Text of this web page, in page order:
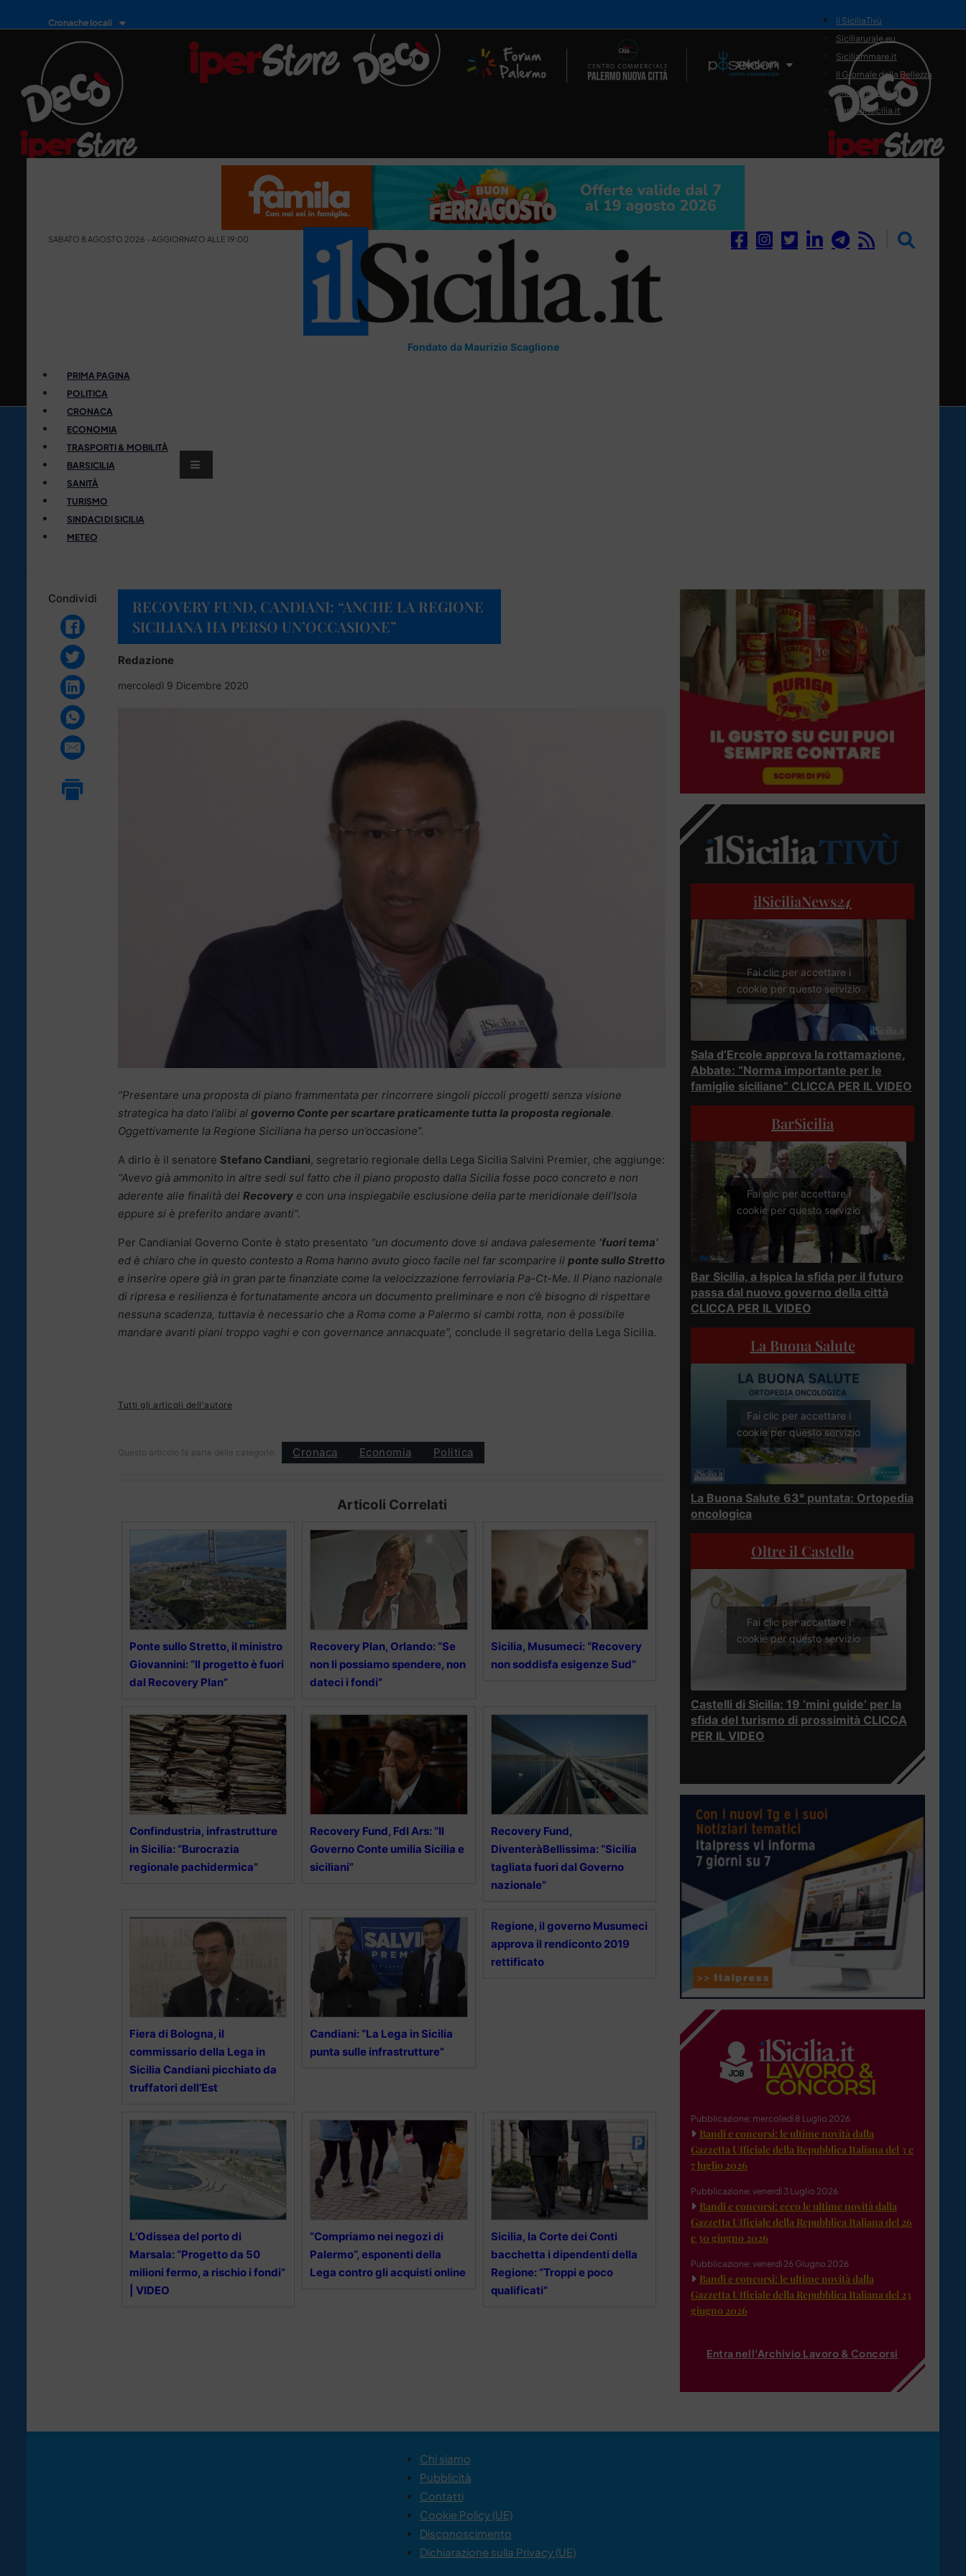
Cronache locali
Il Network
il SiciliaTivù
Siciliarurale.eu
Siciliammare.it
Il Giornale della Bellezza
Siciliamedica.it
Sanitainsicilia.it
SABATO 8 AGOSTO 2026 - AGGIORNATO ALLE 19:00
Fondato da Maurizio Scaglione
PRIMA PAGINA
POLITICA
CRONACA
ECONOMIA
TRASPORTI & MOBILITÀ
BARSICILIA
SANITÀ
TURISMO
SINDACI DI SICILIA
METEO
Condividi
RECOVERY FUND, CANDIANI: “ANCHE LA REGIONE
SICILIANA HA PERSO UN’OCCASIONE”
Redazione
mercoledì 9 Dicembre 2020
“Presentare una proposta di piano frammentata per rincorrere singoli piccoli progetti senza visione
strategica ha dato l’alibi al governo Conte per scartare praticamente tutta la proposta regionale.
Oggettivamente la Regione Siciliana ha perso un’occasione”.
A dirlo è il senatore Stefano Candiani, segretario regionale della Lega Sicilia Salvini Premier, che aggiunge:
“Avevo già ammonito in altre sedi sul fatto che il piano proposto dalla Sicilia fosse poco concreto e non
aderente alle finalità del Recovery e con una inspiegabile esclusione della parte meridionale dell’Isola
eppure si è preferito andare avanti”.
Per Candianial Governo Conte è stato presentato “un documento dove si andava palesemente ‘fuori tema’
ed è chiaro che in questo contesto a Roma hanno avuto gioco facile nel far scomparire il ponte sullo Stretto
e inserire opere già in gran parte finanziate come la velocizzazione ferroviaria Pa-Ct-Me. Il Piano nazionale
di ripresa e resilienza è fortunatamente ancora un documento preliminare e non c’è bisogno di rispettare
nessuna scadenza, tuttavia è necessario che a Roma come a Palermo si cambi rotta, non è possibile
mandare avanti piani troppo vaghi e con governance annacquate”, conclude il segretario della Lega Sicilia.
Tutti gli articoli dell'autore
Questo articolo fa parte delle categorie: Cronaca Economia Politica
Articoli Correlati
Ponte sullo Stretto, il ministro
Giovannini: “Il progetto è fuori
dal Recovery Plan”
Recovery Plan, Orlando: “Se
non li possiamo spendere, non
dateci i fondi”
Sicilia, Musumeci: “Recovery
non soddisfa esigenze Sud”
Confindustria, infrastrutture
in Sicilia: “Burocrazia
regionale pachidermica”
Recovery Fund, FdI Ars: “Il
Governo Conte umilia Sicilia e
siciliani”
Recovery Fund,
DiventeràBellissima: “Sicilia
tagliata fuori dal Governo
nazionale”
Fiera di Bologna, il
commissario della Lega in
Sicilia Candiani picchiato da
truffatori dell’Est
Candiani: “La Lega in Sicilia
punta sulle infrastrutture”
Regione, il governo Musumeci
approva il rendiconto 2019
rettificato
L’Odissea del porto di
Marsala: “Progetto da 50
milioni fermo, a rischio i fondi”
| VIDEO
“Compriamo nei negozi di
Palermo”, esponenti della
Lega contro gli acquisti online
Sicilia, la Corte dei Conti
bacchetta i dipendenti della
Regione: “Troppi e poco
qualificati”
ilSiciliaNews24
Fai clic per accettare i
cookie per questo servizio
Sala d’Ercole approva la rottamazione,
Abbate: “Norma importante per le
famiglie siciliane” CLICCA PER IL VIDEO
BarSicilia
Fai clic per accettare i
cookie per questo servizio
Bar Sicilia, a Ispica la sfida per il futuro
passa dal nuovo governo della città
CLICCA PER IL VIDEO
La Buona Salute
Fai clic per accettare i
cookie per questo servizio
La Buona Salute 63° puntata: Ortopedia
oncologica
Oltre il Castello
Fai clic per accettare i
cookie per questo servizio
Castelli di Sicilia: 19 ‘mini guide’ per la
sfida del turismo di prossimità CLICCA
PER IL VIDEO
Pubblicazione: mercoledì 8 Luglio 2026
Bandi e concorsi: le ultime novità dalla
Gazzetta Ufficiale della Repubblica Italiana del 3 e
7 luglio 2026
Pubblicazione: venerdì 3 Luglio 2026
Bandi e concorsi: ecco le ultime novità dalla
Gazzetta Ufficiale della Repubblica Italiana del 26
e 30 giugno 2026
Pubblicazione: venerdì 26 Giugno 2026
Bandi e concorsi: le ultime novità dalla
Gazzetta Ufficiale della Repubblica Italiana del 23
giugno 2026
Entra nell'Archivio Lavoro & Concorsi
Chi siamo
Pubblicità
Contatti
Cookie Policy (UE)
Disconoscimento
Dichiarazione sulla Privacy (UE)